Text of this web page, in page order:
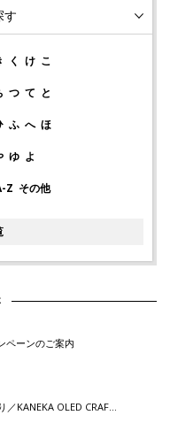
す
く け こ
つ て と
ふ へ ほ
ゆ よ
Z その他
ペーンのご案内
／KANEKA OLED CRAF…